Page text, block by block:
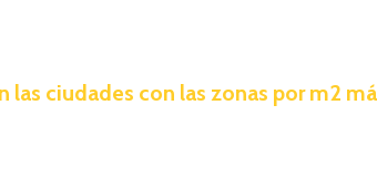
las ciudades con las zonas por m2